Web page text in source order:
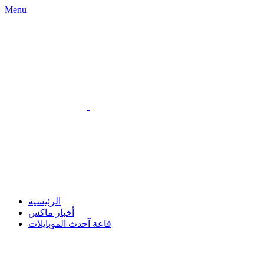
Menu
الرئيسية
أخبار ماكس
قاعة آحدث الموبايلات